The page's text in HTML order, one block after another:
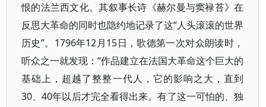
恨的法兰西文化。其叙事长诗《赫尔曼与窦禄苔》在
反思大革命的同时也隐约地记录了这“人头滚滚的世界
历史”。1796年12月15日，歌德第一次对众朗读时，
听众之一就发现：“作品建立在法国大革命这个巨大的
基础上，超越了整整一代人，它的影响之大，直到
30、40年以后才完全看得出来。有了这一可怕的、独